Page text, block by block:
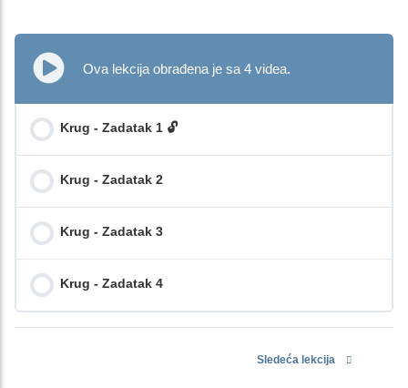
Ova lekcija obrađena je sa 4 videa.
Krug - Zadatak 1 🔓
Krug - Zadatak 2
Krug - Zadatak 3
Krug - Zadatak 4
Sledeća lekcija